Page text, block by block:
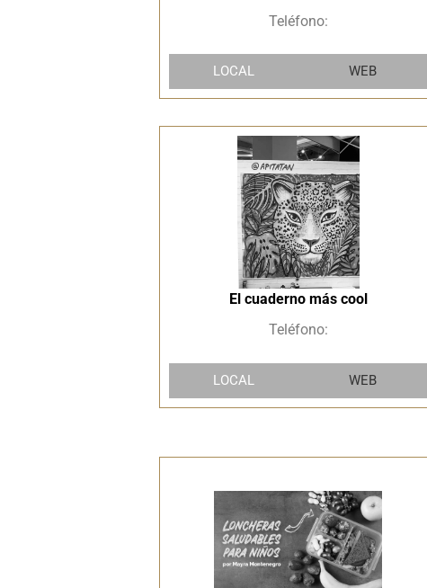
Teléfono:
LOCAL WEB
El cuaderno más cool
Teléfono:
LOCAL WEB